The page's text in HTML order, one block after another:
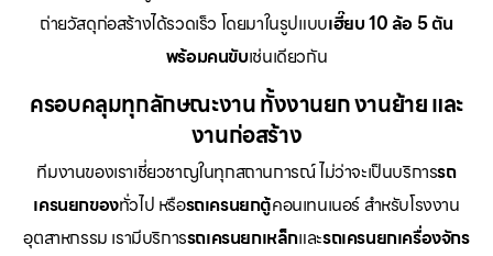
ถ่ายวัสดุก่อสร้างได้รวดเร็ว โดยมาในรูปแบบเฮี๊ยบ 10 ล้อ 5 ตัน
พร้อมคนขับเช่นเดียวกัน
ครอบคลุมทุกลักษณะงาน ทั้งงานยก งานย้าย และ
งานก่อสร้าง
ทีมงานของเราเชี่ยวชาญในทุกสถานการณ์ ไม่ว่าจะเป็นบริการรถ
เครนยกของทั่วไป หรือรถเครนยกตู้คอนเทนเนอร์ สำหรับโรงงาน
อุตสาหกรรม เรามีบริการรถเครนยกเหล็กและรถเครนยกเครื่องจักร